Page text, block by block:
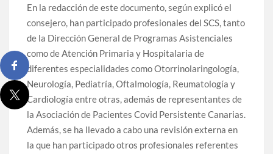
En la redacción de este documento, según explicó el
consejero, han participado profesionales del SCS, tanto
de la Dirección General de Programas Asistenciales
como de Atención Primaria y Hospitalaria de
diferentes especialidades como Otorrinolaringología,
Neurología, Pediatría, Oftalmología, Reumatología y
Cardiología entre otras, además de representantes de
la Asociación de Pacientes Covid Persistente Canarias.
Además, se ha llevado a cabo una revisión externa en
la que han participado otros profesionales referentes